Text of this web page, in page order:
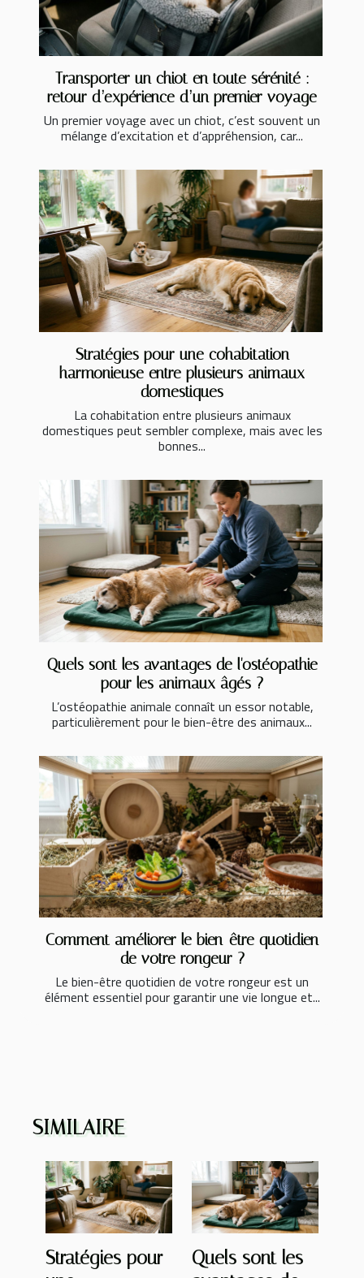
Transporter un chiot en toute sérénité :
retour d’expérience d’un premier voyage
Un premier voyage avec un chiot, c’est souvent un
mélange d’excitation et d’appréhension, car...
Stratégies pour une cohabitation
harmonieuse entre plusieurs animaux
domestiques
La cohabitation entre plusieurs animaux
domestiques peut sembler complexe, mais avec les
bonnes...
Quels sont les avantages de l'ostéopathie
pour les animaux âgés ?
L’ostéopathie animale connaît un essor notable,
particulièrement pour le bien-être des animaux...
Comment améliorer le bien-être quotidien
de votre rongeur ?
Le bien-être quotidien de votre rongeur est un
élément essentiel pour garantir une vie longue et...
SIMILAIRE
Stratégies pour
Quels sont les